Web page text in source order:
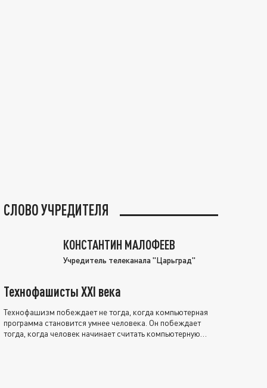
СЛОВО УЧРЕДИТЕЛЯ
КОНСТАНТИН МАЛОФЕЕВ
Учредитель телеканала "Царьград"
Технофашисты XXI века
Технофашизм побеждает не тогда, когда компьютерная
программа становится умнее человека. Он побеждает
тогда, когда человек начинает считать компьютерную